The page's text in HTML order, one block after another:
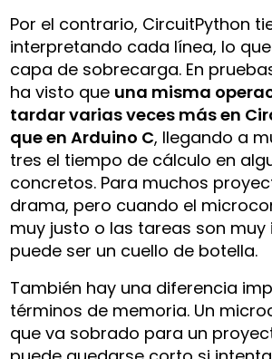
Por el contrario, CircuitPython
interpretando cada línea, lo
capa de sobrecarga. En
ha visto que una misma
tardar varias veces más en
que en Arduino C, llegando a
tres el tiempo de cálculo en
concretos. Para muchos
drama, pero cuando el
muy justo o las tareas son muy
puede ser un cuello de botella.
También hay una diferencia
términos de memoria. Un
que va sobrado para un